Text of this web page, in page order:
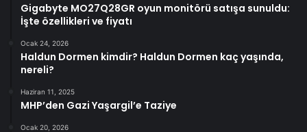
Gigabyte MO27Q28GR oyun monitörü satışa sunuldu:
İşte özellikleri ve fiyatı
Ocak 24, 2026
Haldun Dormen kimdir? Haldun Dormen kaç yaşında,
nereli?
Haziran 11, 2025
MHP’den Gazi Yaşargil’e Taziye
Ocak 20, 2026